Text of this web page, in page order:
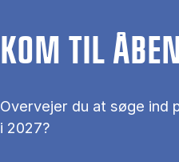
KOM TIL
Overvejer du at søge ind
i 2027?